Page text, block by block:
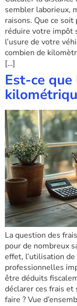
sembler laborieux,
raisons. Que ce
réduire votre impôt
l’usure de votre
combien de
[…]
Est-ce
La question des
pour de nombreux
effet, l’utilisation
professionnelles
être déduits
déclarer ces frais
faire ? Vue